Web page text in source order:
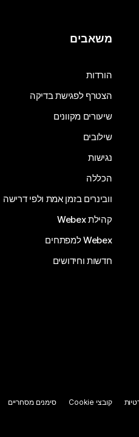
משאבים
הורדות
הצטרף לפגישת בדיקה
שיעורים מקוונים
שילובים
נגישות
הכללה
וובינרים בזמן אמת ולפי דרישה
קהילת Webex
Webex למפתחים
חדשות וחידושים
קובצי Cookie סימנים מסחריים